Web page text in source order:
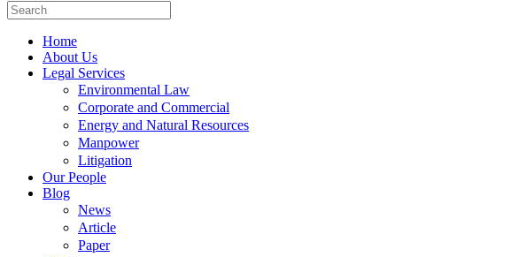
Home
About Us
Legal Services
Environmental Law
Corporate and Commercial
Energy and Natural Resources
Manpower
Litigation
Our People
Blog
News
Article
Paper